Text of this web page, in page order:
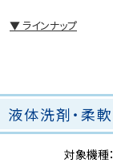
▼ ラインナップ
液体洗剤・柔
対象機種